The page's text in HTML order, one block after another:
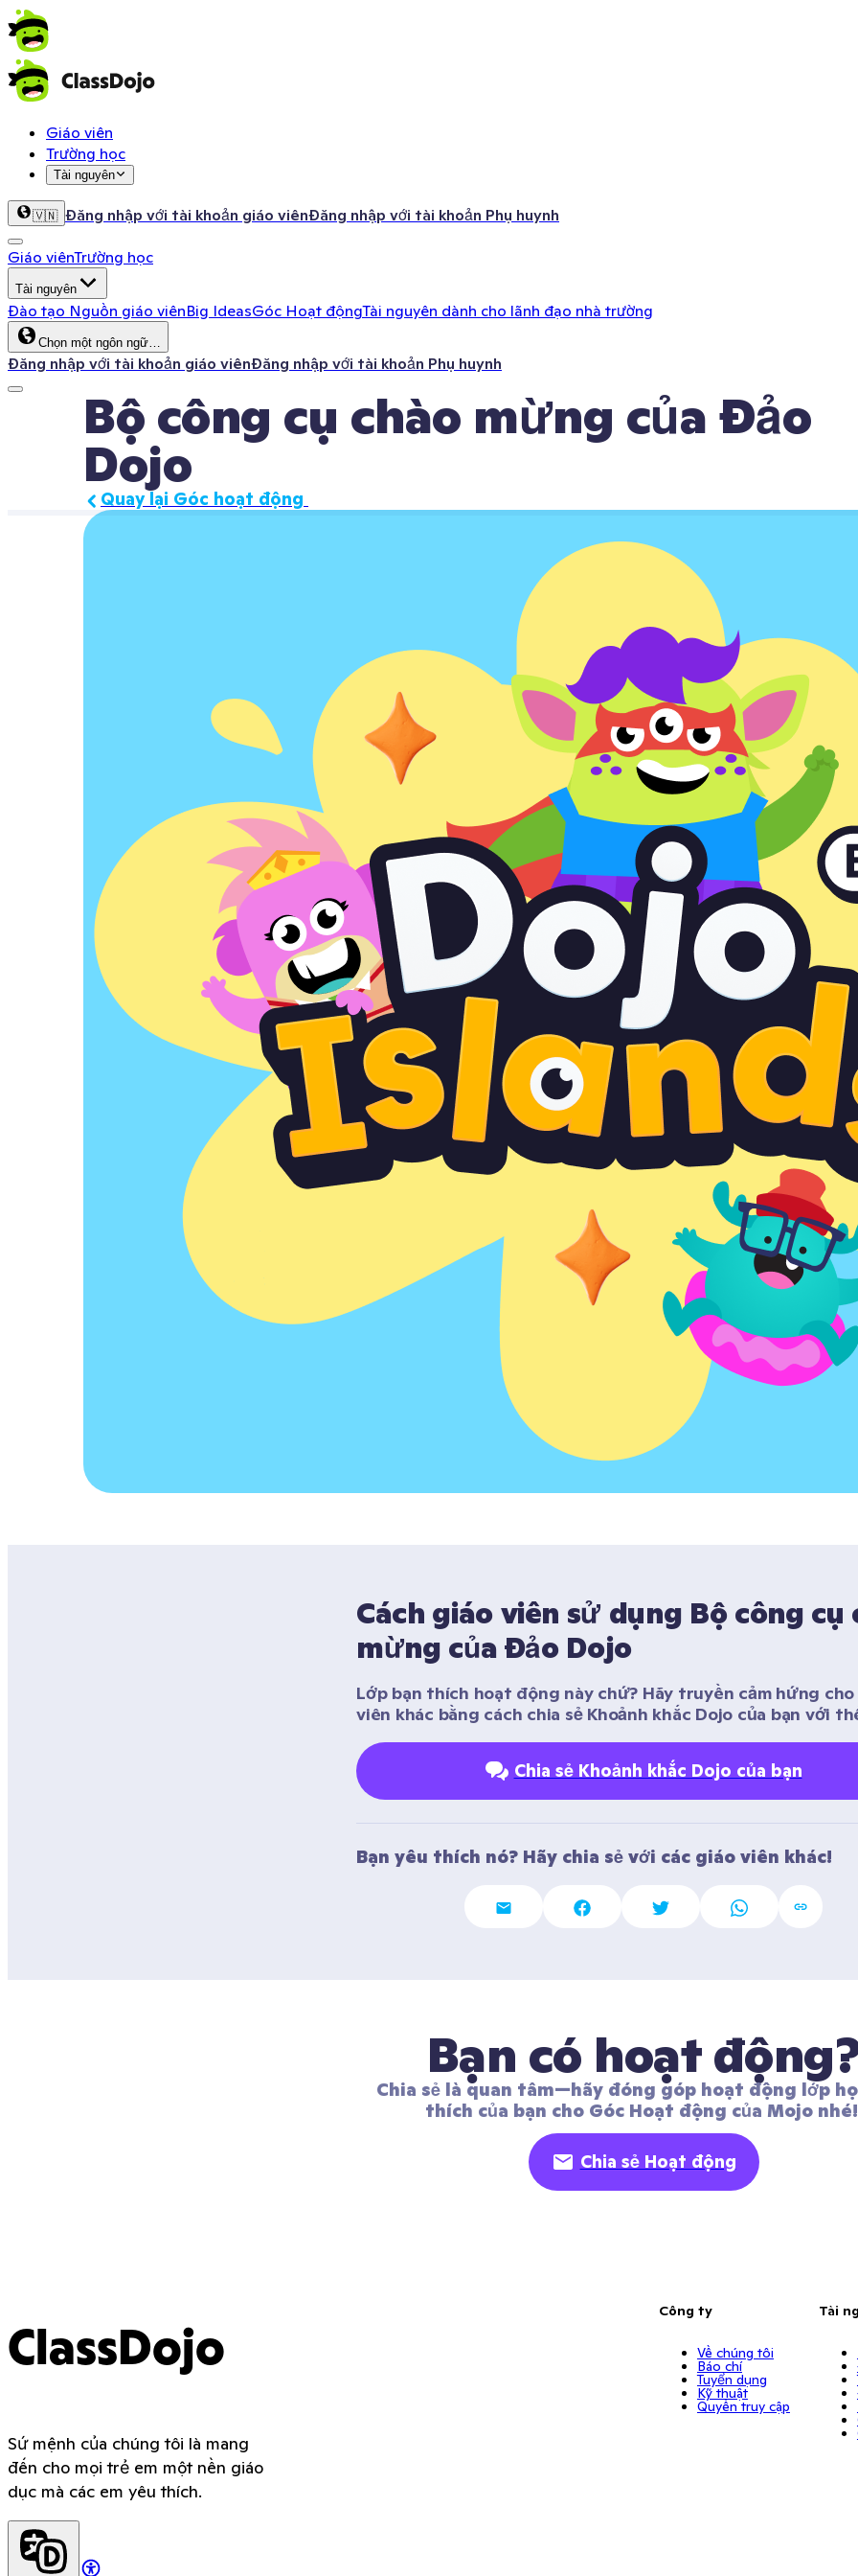
Giáo viên
Trường học
Tài nguyên
🇻🇳 Đăng nhập với tài khoản giáo viênĐăng nhập với tài khoản Phụ huynh
Giáo viênTrường học
Tài nguyên
Đào tạo Nguồn giáo viênBig IdeasGóc Hoạt độngTài nguyên dành cho lãnh đạo nhà trường
Chọn một ngôn ngữ…
Đăng nhập với tài khoản giáo viênĐăng nhập với tài khoản Phụ huynh
Bộ công cụ chào mừng của Đảo
Dojo
Quay lại Góc hoạt động
Cách giáo viên sử dụng Bộ công cụ
mừng của Đảo Dojo
Lớp bạn thích hoạt động này chứ? Hãy truyền cảm hứng cho
viên khác bằng cách chia sẻ Khoảnh khắc Dojo của bạn với
Chia sẻ Khoảnh khắc Dojo của bạn
Bạn yêu thích nó? Hãy chia sẻ với các giáo viên khác!
Bạn có hoạt
Chia sẻ là quan tâm—hãy đóng góp hoạt động lớp
thích của bạn cho Góc Hoạt động của Mojo nhé!
Chia sẻ Hoạt động
ClassDojo
Sứ mệnh của chúng tôi là mang
đến cho mọi trẻ em một nền giáo
dục mà các em yêu thích.
Công ty
Về chúng tôi
Báo chí
Tuyển dụng
Kỹ thuật
Quyền truy cập
Tài